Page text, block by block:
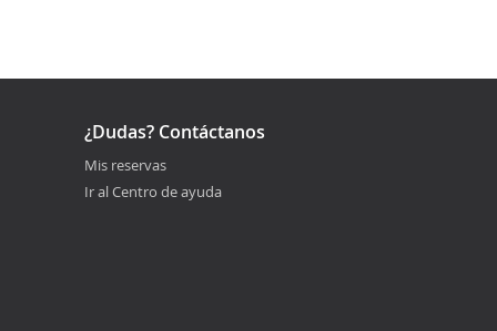
¿Dudas? Contáctanos
Mis reservas
Ir al Centro de ayuda